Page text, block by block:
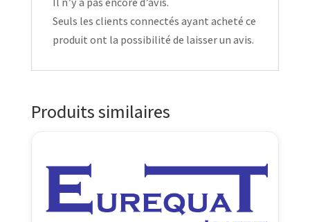
Seuls les clients connectés ayant acheté ce
produit ont la possibilité de laisser un avis.
Produits similaires